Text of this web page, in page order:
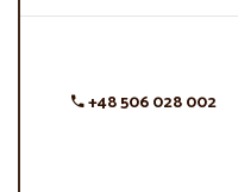
+48 506 028 002